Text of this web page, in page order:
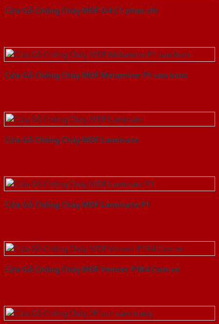
Cửa Gỗ Chống Cháy MDF O4 C1 phao chi
Cửa Gỗ Chống Cháy MDF Melamine P1 van kem
Cửa Gỗ Chống Cháy MDF Laminate
Cửa Gỗ Chống Cháy MDF Laminate P1
Cửa Gỗ Chống Cháy MDF Veneer P1R4 Cam xe